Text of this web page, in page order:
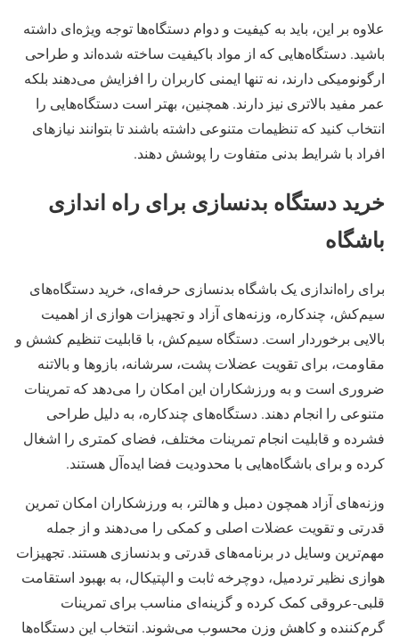
علاوه بر این، باید به کیفیت و دوام دستگاه‌ها توجه ویژه‌ای داشته
باشید. دستگاه‌هایی که از مواد باکیفیت ساخته شده‌اند و طراحی
ارگونومیکی دارند، نه تنها ایمنی کاربران را افزایش می‌دهند بلکه
عمر مفید بالاتری نیز دارند. همچنین، بهتر است دستگاه‌هایی را
انتخاب کنید که تنظیمات متنوعی داشته باشند تا بتوانند نیازهای
افراد با شرایط بدنی متفاوت را پوشش دهند.
خرید دستگاه بدنسازی برای راه اندازی
باشگاه
برای راه‌اندازی یک باشگاه بدنسازی حرفه‌ای، خرید دستگاه‌های
سیم‌کش، چندکاره، وزنه‌های آزاد و تجهیزات هوازی از اهمیت
بالایی برخوردار است. دستگاه سیم‌کش، با قابلیت تنظیم کشش و
مقاومت، برای تقویت عضلات پشت، سرشانه، بازوها و بالاتنه
ضروری است و به ورزشکاران این امکان را می‌دهد که تمرینات
متنوعی را انجام دهند. دستگاه‌های چندکاره، به دلیل طراحی
فشرده و قابلیت انجام تمرینات مختلف، فضای کمتری را اشغال
کرده و برای باشگاه‌هایی با محدودیت فضا ایده‌آل هستند.
وزنه‌های آزاد همچون دمبل و هالتر، به ورزشکاران امکان تمرین
قدرتی و تقویت عضلات اصلی و کمکی را می‌دهند و از جمله
مهم‌ترین وسایل در برنامه‌های قدرتی و بدنسازی هستند. تجهیزات
هوازی نظیر تردمیل، دوچرخه ثابت و الپتیکال، به بهبود استقامت
قلبی-عروقی کمک کرده و گزینه‌ای مناسب برای تمرینات
گرم‌کننده و کاهش وزن محسوب می‌شوند. انتخاب این دستگاه‌ها